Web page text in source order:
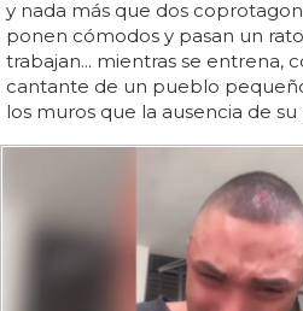
y nada más que dos
ponen cómodos y pasan un
trabajan... mientras se entrena,
cantante de un pueblo
los muros que la ausencia de su